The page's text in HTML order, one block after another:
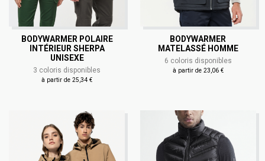
BODYWARMER POLAIRE
INTÉRIEUR SHERPA
UNISEXE
3 coloris disponibles
à partir de 25,34 €
BODYWARMER
MATELASSÉ HOMME
6 coloris disponibles
à partir de 23,06 €